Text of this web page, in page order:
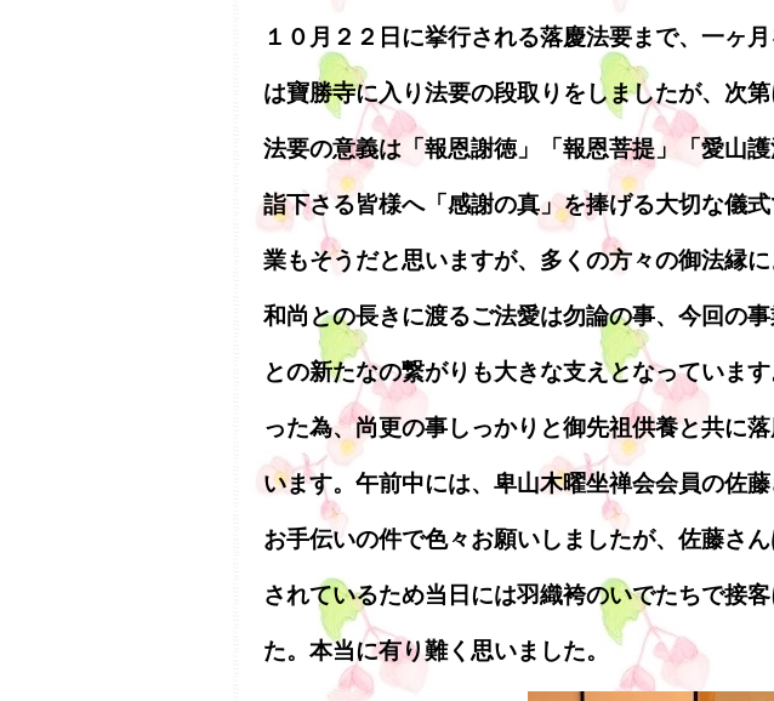
１０月２２日に挙行される落慶法要まで、一ヶ
は寶勝寺に入り法要の段取りをしましたが、次
法要の意義は「報恩謝徳」「報恩菩提」「愛山
詣下さる皆様へ「感謝の真」を捧げる大切な儀
業もそうだと思いますが、多くの方々の御法縁に
和尚との長きに渡るご法愛は勿論の事、今回の
との新たなの繋がりも大きな支えとなっていま
った為、尚更の事しっかりと御先祖供養と共に
います。午前中には、卑山木曜坐禅会会員の佐
お手伝いの件で色々お願いしましたが、佐藤さ
されているため当日には羽織袴のいでたちで接
た。本当に有り難く思いました。